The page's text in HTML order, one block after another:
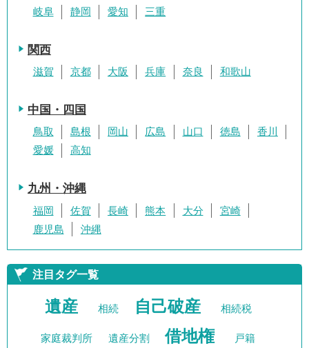
岐阜 静岡 愛知 三重
関西
滋賀 京都 大阪 兵庫 奈良 和歌山
中国・四国
鳥取 島根 岡山 広島 山口 徳島
香川
愛媛
高知
九州・沖縄
福岡 佐賀 長崎 熊本 大分
宮崎
鹿児島
沖縄
注目タグ一覧
遺産 相続 自己破産 相続税
家庭裁判所 遺産分割 借地権 戸籍